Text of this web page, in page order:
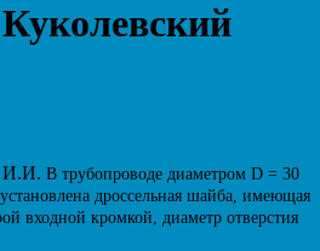
И.И. В трубопроводе диаметром D = 30
дроссельная шайба, имеющая
входной кромкой, диаметр отверстия